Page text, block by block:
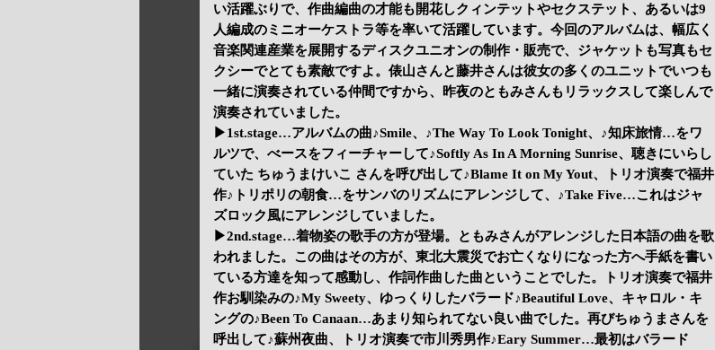
い活躍ぶりで、作曲編曲の才能も開花しクィンテットやセクステット、あるいは9
人編成のミニオーケストラ等を率いて活躍しています。今回のアルバムは、幅広く
音楽関連産業を展開するディスクユニオンの制作・販売で、ジャケットも写真もセ
クシーでとても素敵ですよ。俵山さんと藤井さんは彼女の多くのユニットでいつも
一緒に演奏されている仲間ですから、昨夜のともみさんもリラックスして楽しんで
演奏されていました。
▶1st.stage…アルバムの曲♪Smile、♪The Way To Look Tonight、♪知床旅情…をワ
ルツで、べースをフィーチャーして♪Softly As In A Morning Sunrise、聴きにいらし
ていた ちゅうまけいこ さんを呼び出して♪Blame It on My Yout、トリオ演奏で福井
作♪トリポリの朝食…をサンバのリズムにアレンジして、♪Take Five…これはジャ
ズロック風にアレンジしていました。
▶2nd.stage…着物姿の歌手の方が登場。ともみさんがアレンジした日本語の曲を歌
われました。この曲はその方が、東北大震災でお亡くなりになった方へ手紙を書い
ている方達を知って感動し、作詞作曲した曲ということでした。トリオ演奏で福井
作お馴染みの♪My Sweety、ゆっくりしたバラード♪Beautiful Love、キャロル・キ
ングの♪Been To Canaan…あまり知られてない良い曲でした。再びちゅうまさんを
呼出して♪蘇州夜曲、トリオ演奏で市川秀男作♪Eary Summer…最初はバラード